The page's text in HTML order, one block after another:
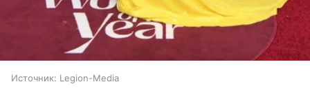
Источник: Legion-Media